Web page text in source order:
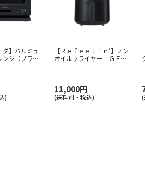
ダ】バルミュ
ジ（ブラッ
)
【Ｒｅｆｅｅｌｉｎ’】ノン
オイルフライヤー ＧＦ－
11,000円
(送料別・税込)